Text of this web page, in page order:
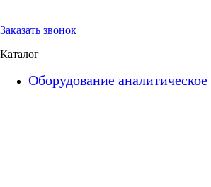
Заказать звонок
Каталог
Оборудование аналитическое